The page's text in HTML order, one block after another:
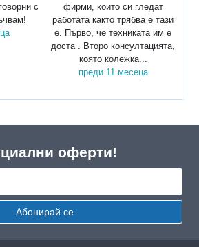
с
фирми, които си гледат
работата както трябва е тази
е. Първо, че техниката им е
доста . Второ консултацията,
която колежка...
преди 11 месеца
оферти!
Абонирай се